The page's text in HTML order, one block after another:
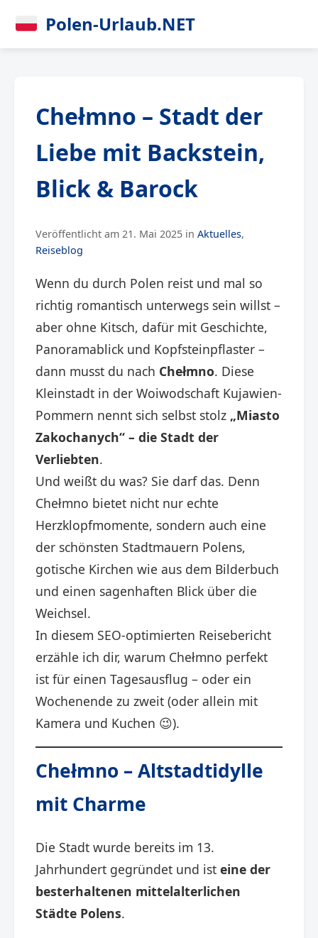
Polen-Urlaub.NET
Chełmno – Stadt der
Liebe mit Backstein,
Blick & Barock
Veröffentlicht am 21. Mai 2025 in Aktuelles,
Reiseblog
Wenn du durch Polen reist und mal so
richtig romantisch unterwegs sein willst –
aber ohne Kitsch, dafür mit Geschichte,
Panoramablick und Kopfsteinpflaster –
dann musst du nach Chełmno. Diese
Kleinstadt in der Woiwodschaft Kujawien-
Pommern nennt sich selbst stolz „Miasto
Zakochanych“ – die Stadt der
Verliebten.
Und weißt du was? Sie darf das. Denn
Chełmno bietet nicht nur echte
Herzklopfmomente, sondern auch eine
der schönsten Stadtmauern Polens,
gotische Kirchen wie aus dem Bilderbuch
und einen sagenhaften Blick über die
Weichsel.
In diesem SEO-optimierten Reisebericht
erzähle ich dir, warum Chełmno perfekt
ist für einen Tagesausflug – oder ein
Wochenende zu zweit (oder allein mit
Kamera und Kuchen 😉).
Chełmno – Altstadtidylle
mit Charme
Die Stadt wurde bereits im 13.
Jahrhundert gegründet und ist eine der
besterhaltenen mittelalterlichen
Städte Polens.